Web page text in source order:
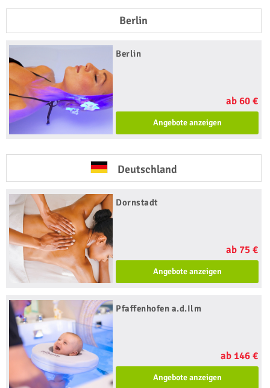
Berlin
Berlin
ab 60 €
Angebote anzeigen
Deutschland
Dornstadt
ab 75 €
Angebote anzeigen
Pfaffenhofen a.d.Ilm
ab 146 €
Angebote anzeigen